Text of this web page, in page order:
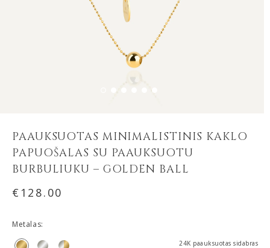
PAAUKSUOTAS MINIMALISTINIS KAKLO
PAPUOŠALAS SU PAAUKSUOTU
BURBULIUKU – GOLDEN BALL
€ 128.00
Metalas:
24K paauksuotas sidabras